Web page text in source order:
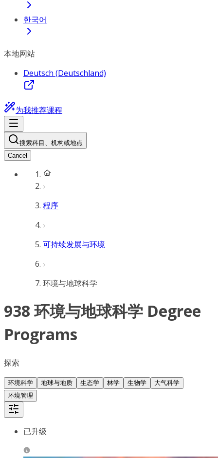
한국어
本地网站
Deutsch (Deutschland)
为我推荐课程
搜索科目、机构或地点
Cancel
程序
可持续发展与环境
环境与地球科学
938 环境与地球科学 Degree
Programs
探索
环境科学 地球与地质 生态学 林学 生物学
大气科学
环境管理
已升级